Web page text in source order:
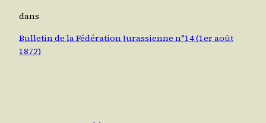
dans
Bulletin de la Fédération Jurassienne n°14 (1er août
1872)